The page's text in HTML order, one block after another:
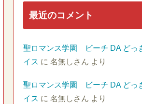
最近のコメント
聖ロマンス学園 ビーチ DA どっ
イス に 名無しさん より
聖ロマンス学園 ビーチ DA どっ
イス に 名無しさん より